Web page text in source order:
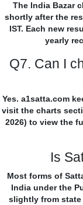
The India Bazar
shortly after the
IST. Each new
yearly
Q7. Can I
Yes. a1satta.com
visit the charts
2026) to view the
Is
Most forms of
India under the
slightly from state